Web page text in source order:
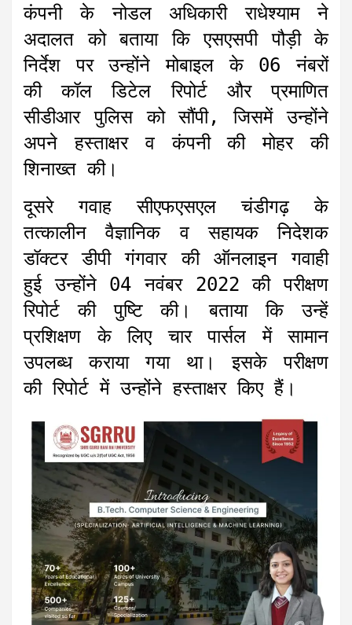
कंपनी के नोडल अधिकारी राधेश्याम ने
अदालत को बताया कि एसएसपी पौड़ी के
निर्देश पर उन्होंने मोबाइल के 06 नंबरों
की कॉल डिटेल रिपोर्ट और प्रमाणित
सीडीआर पुलिस को सौंपी, जिसमें उन्होंने
अपने हस्ताक्षर व कंपनी की मोहर की
शिनाख्त की।
दूसरे गवाह सीएफएसएल चंडीगढ़ के
तत्कालीन वैज्ञानिक व सहायक निदेशक
डॉक्टर डीपी गंगवार की ऑनलाइन गवाही
हुई उन्होंने 04 नवंबर 2022 की परीक्षण
रिपोर्ट की पुष्टि की। बताया कि उन्हें
प्रशिक्षण के लिए चार पार्सल में सामान
उपलब्ध कराया गया था। इसके परीक्षण
की रिपोर्ट में उन्होंने हस्ताक्षर किए हैं।